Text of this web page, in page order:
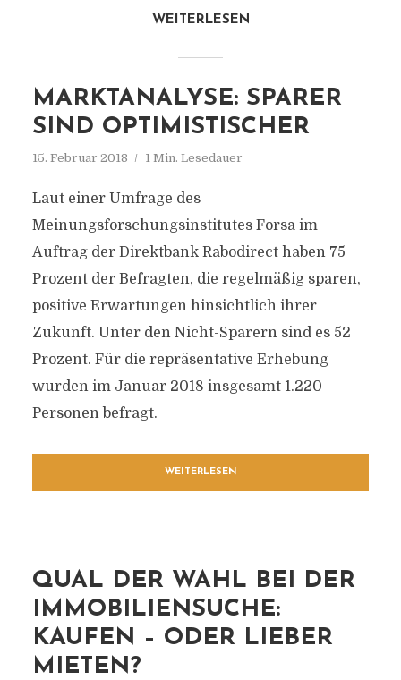
WEITERLESEN
MARKTANALYSE: SPARER
SIND OPTIMISTISCHER
15. Februar 2018 1 Min. Lesedauer
Laut einer Umfrage des
Meinungsforschungsinstitutes Forsa im
Auftrag der Direktbank Rabodirect haben 75
Prozent der Befragten, die regelmäßig sparen,
positive Erwartungen hinsichtlich ihrer
Zukunft. Unter den Nicht-Sparern sind es 52
Prozent. Für die repräsentative Erhebung
wurden im Januar 2018 insgesamt 1.220
Personen befragt.
WEITERLESEN
QUAL DER WAHL BEI DER
IMMOBILIENSUCHE:
KAUFEN – ODER LIEBER
MIETEN?